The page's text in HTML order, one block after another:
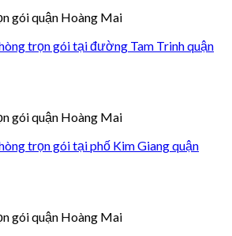
gói quận Hoàng Mai
trọn gói tại đường Tam Trinh quận
gói quận Hoàng Mai
trọn gói tại phố Kim Giang quận
gói quận Hoàng Mai